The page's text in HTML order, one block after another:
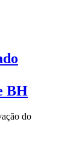
BH
do